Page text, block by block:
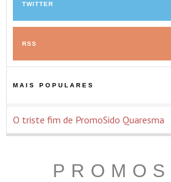
TWITTER
RSS
MAIS POPULARES
O triste fim de PromoSido Quaresma